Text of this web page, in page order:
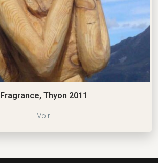
Fragrance, Thyon 2011
Voir